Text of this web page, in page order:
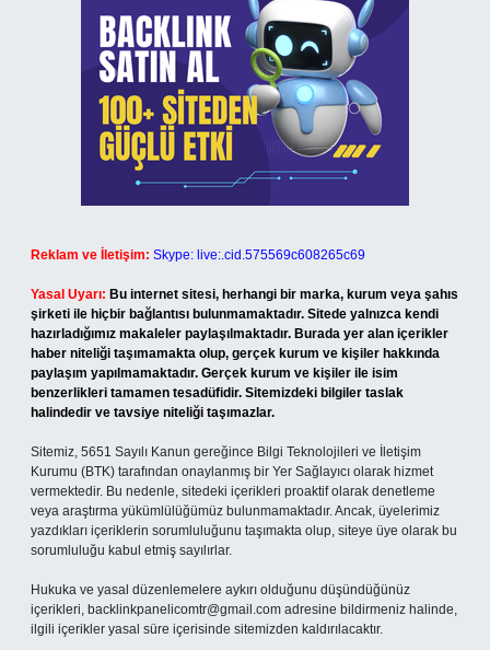
Reklam ve İletişim: Skype: live:.cid.575569c608265c69
Yasal Uyarı: Bu internet sitesi, herhangi bir marka, kurum veya şahıs
şirketi ile hiçbir bağlantısı bulunmamaktadır. Sitede yalnızca kendi
hazırladığımız makaleler paylaşılmaktadır. Burada yer alan içerikler
haber niteliği taşımamakta olup, gerçek kurum ve kişiler hakkında
paylaşım yapılmamaktadır. Gerçek kurum ve kişiler ile isim
benzerlikleri tamamen tesadüfidir. Sitemizdeki bilgiler taslak
halindedir ve tavsiye niteliği taşımazlar.
Sitemiz, 5651 Sayılı Kanun gereğince Bilgi Teknolojileri ve İletişim
Kurumu (BTK) tarafından onaylanmış bir Yer Sağlayıcı olarak hizmet
vermektedir. Bu nedenle, sitedeki içerikleri proaktif olarak denetleme
veya araştırma yükümlülüğümüz bulunmamaktadır. Ancak, üyelerimiz
yazdıkları içeriklerin sorumluluğunu taşımakta olup, siteye üye olarak bu
sorumluluğu kabul etmiş sayılırlar.
Hukuka ve yasal düzenlemelere aykırı olduğunu düşündüğünüz
içerikleri, backlinkpanelicomtr@gmail.com adresine bildirmeniz halinde,
ilgili içerikler yasal süre içerisinde sitemizden kaldırılacaktır.